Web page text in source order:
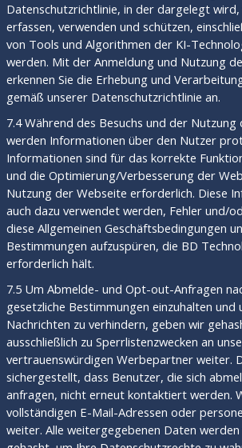
Datenschutzrichtlinie, in der dargelegt
erfassen, verwenden und schützen,
von Tools und Algorithmen der KI-
werden. Mit der Anmeldung und Nutzung
erkennen Sie die Erhebung und
gemäß unserer Datenschutzrichtlinie an.
7.4 Während des Besuchs und der Nutzung
werden Informationen über den Nutzer
Informationen sind für das korrekte
und die Optimierung/Verbesserung der
Nutzung der Webseite erforderlich. Diese
auch dazu verwendet werden, Fehler und/
diese Allgemeinen Geschäftsbedingungen
Bestimmungen aufzuspüren, die BD
erforderlich hält.
7.5 Um Abmelde- und Opt-out-Anfragen
gesetzliche Bestimmungen einzuhalten und
Nachrichten zu verhindern, geben wir
ausschließlich zu Sperrlistenzwecken an
vertrauenswürdigen Werbepartner weiter.
sichergestellt, dass Benutzer, die sich
anfragen, nicht erneut kontaktiert werden.
vollständigen E-Mail-Adressen oder
weiter. Alle weitergegebenen Daten